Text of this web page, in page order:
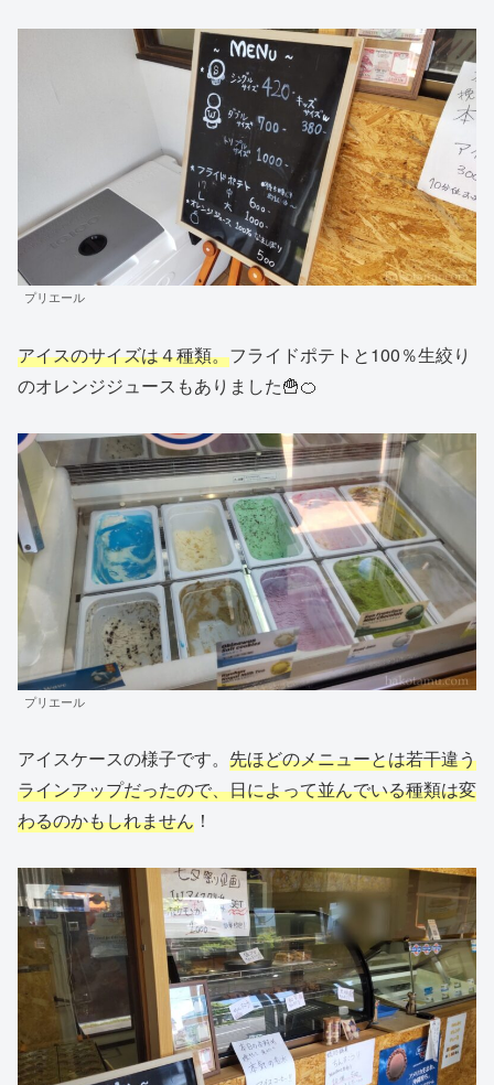
プリエール
アイスのサイズは４種類。フライドポテトと100％生絞り
のオレンジジュースもありました🍟🍊
プリエール
アイスケースの様子です。 先ほどのメニューとは若干違う
ラインアップだったので、日によって並んでいる種類は変
わるのかもしれません ！